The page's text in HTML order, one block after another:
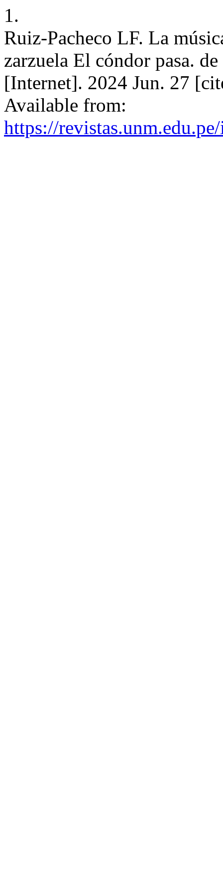
1.
Ruiz-Pacheco LF. La
zarzuela El cóndor pasa.
[Internet]. 2024 Jun. 27
Available from:
https://